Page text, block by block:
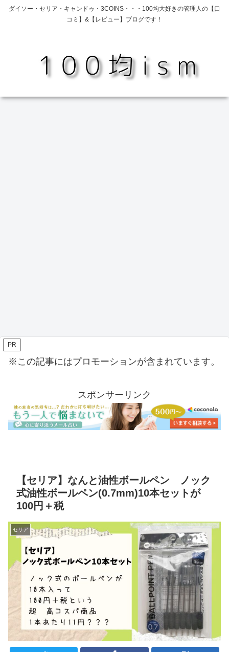
ダイソー・セリア・キャンドゥ・3COINS・・・100均大好きの管理人の【口
コミ】&【レビュー】ブログです！
PR
※この記事にはプロモーションが含まれています。
スポンサーリンク
【セリア】なんと油性ボールペン ノック
式油性ボールペン(0.7mm)10本セットが
100円＋税
セリア